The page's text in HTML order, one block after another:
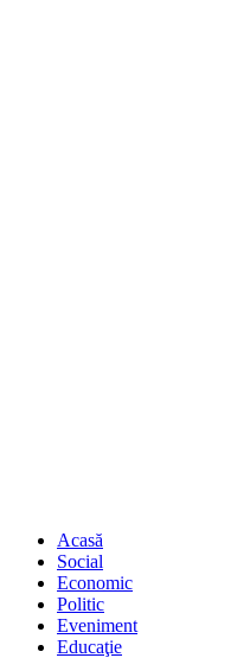
Acasă
Social
Economic
Politic
Eveniment
Educaţie